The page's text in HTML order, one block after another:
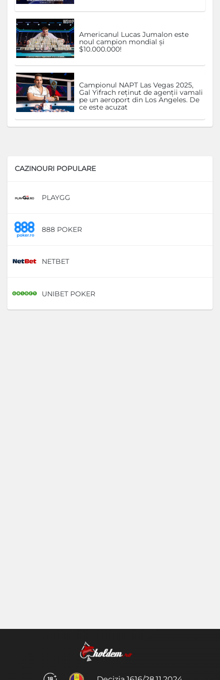
Americanul Lucas Jumalon este
noul campion mondial și
$10.000.000!
Campionul NAPT Las Vegas 2025,
Gal Yifrach reținut de agenții vamali
pe un aeroport din Los Angeles. De
ce este acuzat
CAZINOURI POPULARE
PLAYGG
888 POKER
NETBET
UNIBET POKER